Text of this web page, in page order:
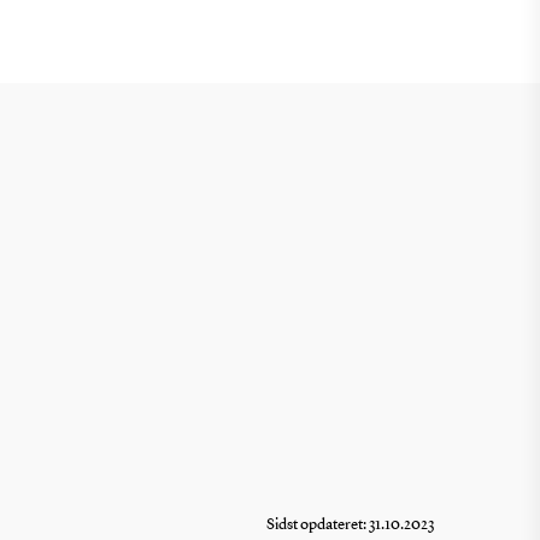
Sidst opdateret: 31.10.2023